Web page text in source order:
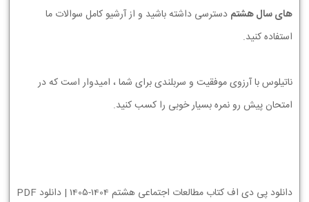
های سال هشتم دسترسی داشته باشید و از آرشیو کامل سوالات ما
استفاده کنید.
ناتیلوس با آرزوی موفقیت و سربلندی برای شما ، امیدوار است که در
امتحان پیش رو نمره بسیار خوبی را کسب کنید.
دانلود پی دی اف کتاب مطالعات اجتماعی هشتم 1404-1405 | دانلود PDF